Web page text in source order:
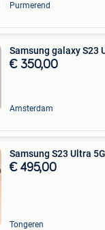
Purmerend
Samsung galaxy S23
€ 350,00
Amsterdam
Samsung S23 Ultra
€ 495,00
Tongeren